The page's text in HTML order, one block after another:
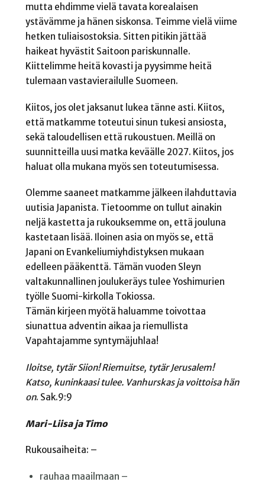
mutta ehdimme vielä tavata korealaisen
ystävämme ja hänen siskonsa. Teimme vielä viime
hetken tuliaisostoksia. Sitten pitikin jättää
haikeat hyvästit Saitoon pariskunnalle.
Kiittelimme heitä kovasti ja pyysimme heitä
tulemaan vastavierailulle Suomeen.
Kiitos, jos olet jaksanut lukea tänne asti. Kiitos,
että matkamme toteutui sinun tukesi ansiosta,
sekä taloudellisen että rukoustuen. Meillä on
suunnitteilla uusi matka keväälle 2027. Kiitos, jos
haluat olla mukana myös sen toteutumisessa.
Olemme saaneet matkamme jälkeen ilahduttavia
uutisia Japanista. Tietoomme on tullut ainakin
neljä kastetta ja rukouksemme on, että jouluna
kastetaan lisää. Iloinen asia on myös se, että
Japani on Evankeliumiyhdistyksen mukaan
edelleen pääkenttä. Tämän vuoden Sleyn
valtakunnallinen joulukeräys tulee Yoshimurien
työlle Suomi-kirkolla Tokiossa.
Tämän kirjeen myötä haluamme toivottaa
siunattua adventin aikaa ja riemullista
Vapahtajamme syntymäjuhlaa!
Iloitse, tytär Siion! Riemuitse, tytär Jerusalem!
Katso, kuninkaasi tulee. Vanhurskas ja voittoisa hän
on. Sak.9:9
Mari-Liisa ja Timo
Rukousaiheita: –
rauhaa maailmaan –